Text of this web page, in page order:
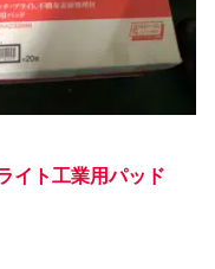
イト工業用パッド